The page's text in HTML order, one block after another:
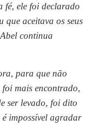
fé, ele foi declarado
aceitava os seus
continua
para que não
foi mais encontrado,
ser levado, foi dito
impossível agradar